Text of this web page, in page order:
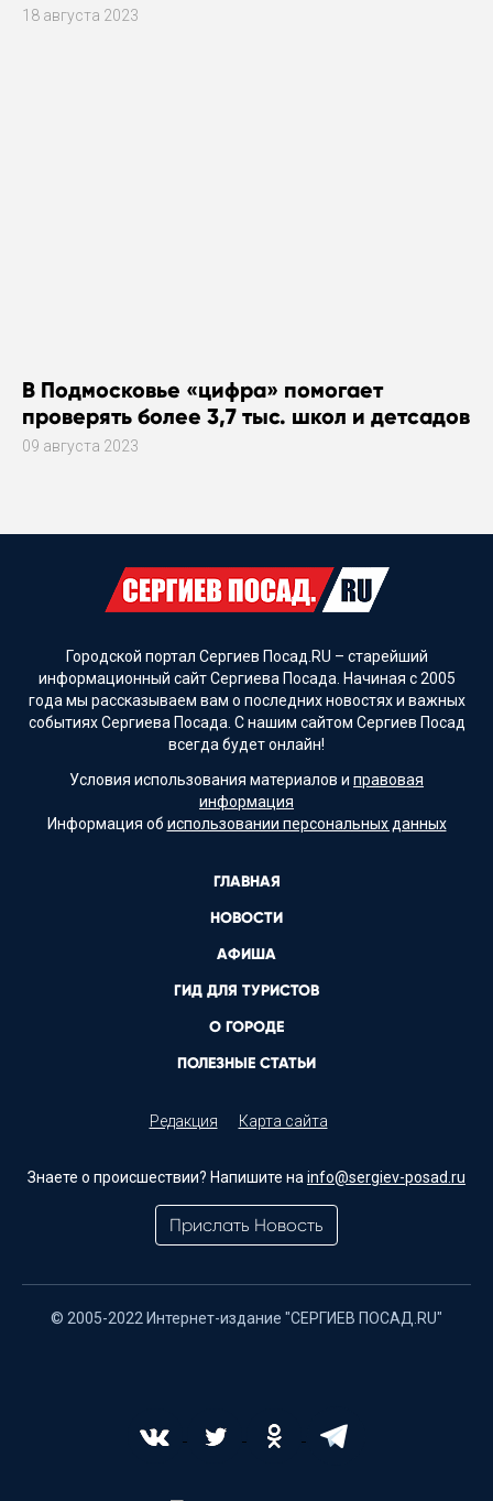
18 августа 2023
В Подмосковье «цифра» помогает
проверять более 3,7 тыс. школ и детсадов
09 августа 2023
Городской портал Сергиев Посад.RU – старейший
информационный сайт Сергиева Посада. Начиная с 2005
года мы рассказываем вам о последних новостях и важных
событиях Сергиева Посада. С нашим сайтом Сергиев Посад
всегда будет онлайн!
Условия использования материалов и правовая
информация
Информация об использовании персональных данных
ГЛАВНАЯ
НОВОСТИ
АФИША
ГИД ДЛЯ ТУРИСТОВ
О ГОРОДЕ
ПОЛЕЗНЫЕ СТАТЬИ
Редакция Карта сайта
Знаете о происшествии? Напишите на info@sergiev-posad.ru
Прислать Новость
© 2005-2022 Интернет-издание "СЕРГИЕВ ПОСАД.RU"